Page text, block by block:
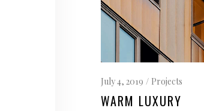
July 4, 2019 Projects
WARM LUXURY